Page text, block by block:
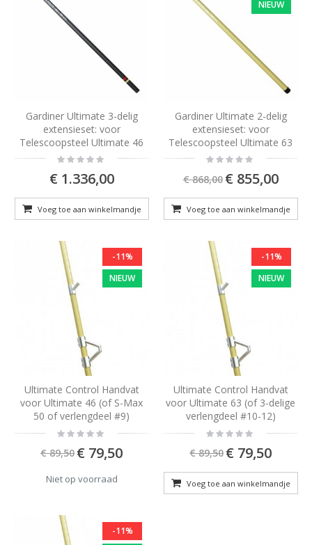
Gardiner Ultimate 3-delig
extensieset: voor
Telescoopsteel Ultimate 46
Rating:
0%
€ 1.336,00
Voeg toe aan winkelmandje
NIEUW
Gardiner Ultimate 2-delig
extensieset: voor
Telescoopsteel Ultimate 63
Rating:
0%
€ 868,00 Special
Price
€ 855,00
Voeg toe aan winkelmandje
-11%
NIEUW
Ultimate Control Handvat
voor Ultimate 46 (of S-Max
50 of verlengdeel #9)
Rating:
0%
€ 89,50 Special
Price
€ 79,50
Niet op voorraad
-11%
NIEUW
Ultimate Control Handvat
voor Ultimate 63 (of 3-delige
verlengdeel #10-12)
Rating:
0%
€ 89,50 Special
Price
€ 79,50
Voeg toe aan winkelmandje
-11%